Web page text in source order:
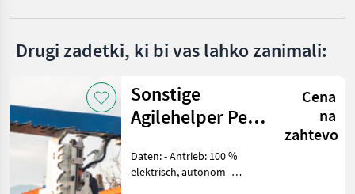
Drugi zadetki, ki bi vas lahko zanimali:
Sonstige
Agilehelper PeK
Cena
na
zahtevo
Daten: - Antrieb: 100 %
elektrisch, autonom -